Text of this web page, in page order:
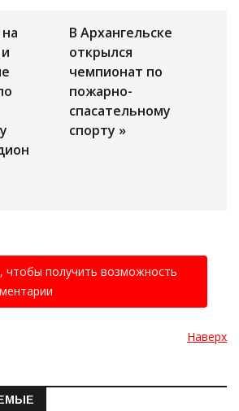
В Архангельске
открылся
чемпионат по
пожарно-
спасательному
спорту »
чтобы получить возможность
Наверх